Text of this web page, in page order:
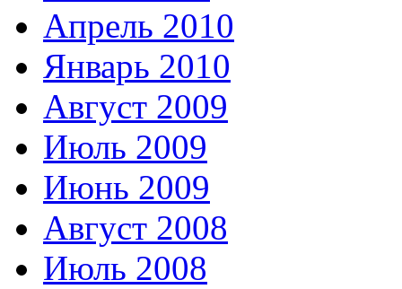
Апрель 2010
Январь 2010
Август 2009
Июль 2009
Июнь 2009
Август 2008
Июль 2008